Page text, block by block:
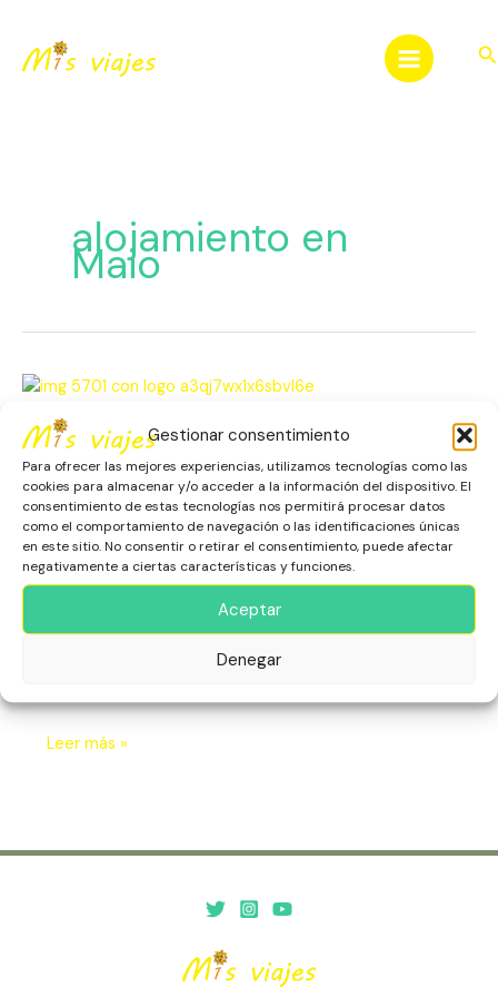
Gestionar consentimiento
Para ofrecer las mejores experiencias, utilizamos tecnologías como las
cookies para almacenar y/o acceder a la información del dispositivo. El
consentimiento de estas tecnologías nos permitirá procesar datos
como el comportamiento de navegación o las identificaciones únicas
en este sitio. No consentir o retirar el consentimiento, puede afectar
negativamente a ciertas características y funciones.
Aceptar
Denegar
contenido
alojamiento en
Maio
Isla de Maio en Cabo Verde: Un
Refugio Secreto
África,Cabo Verde,Escapadas,Isla de Maio,Naturaleza
Playas
La Isla de Maio, en Cabo Verde, es un destino tranquilo y
virgen, conocido por sus playas de arena blanca, aguas
turquesas y paisajes naturales. Ofrece un refugio ideal
para escapar del turismo masivo y disfrutar de la
Isla
Maio
en
Cabo
Verde:
Un
Refugio
Secreto
Leer más »